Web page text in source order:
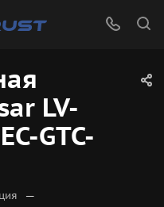
LV-
GTC-
—